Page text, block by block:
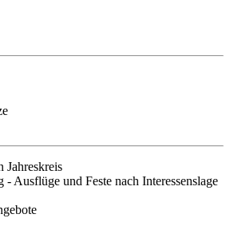
den Jahreskreis
- Ausflüge und Feste nach Interessenslage